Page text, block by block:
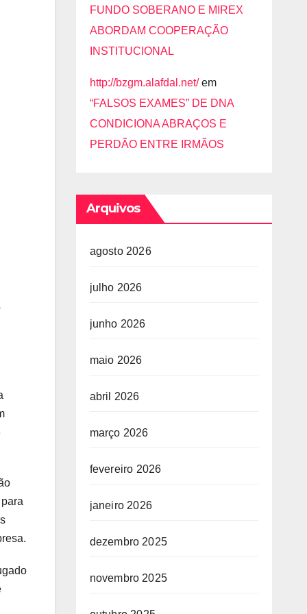
FUNDO SOBERANO E MIREX
ABORDAM COOPERAÇÃO
INSTITUCIONAL
http://bzgm.alafdal.net/em
“FALSOS EXAMES” DE DNA
CONDICIONA ABRAÇOS E
PERDÃO ENTRE IRMÃOS
Arquivos
agosto 2026
julho 2026
junho 2026
maio 2026
abril 2026
março 2026
fevereiro 2026
janeiro 2026
dezembro 2025
novembro 2025